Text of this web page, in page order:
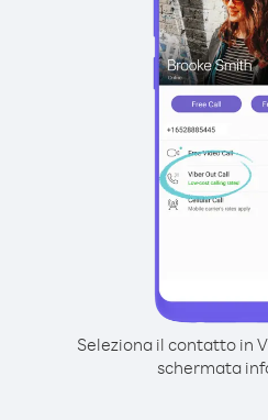
Seleziona il contatto in
schermata